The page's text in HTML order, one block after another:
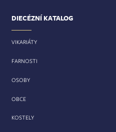
DIECÉZNÍ KATALOG
VIKARIÁTY
FARNOSTI
OSOBY
OBCE
KOSTELY